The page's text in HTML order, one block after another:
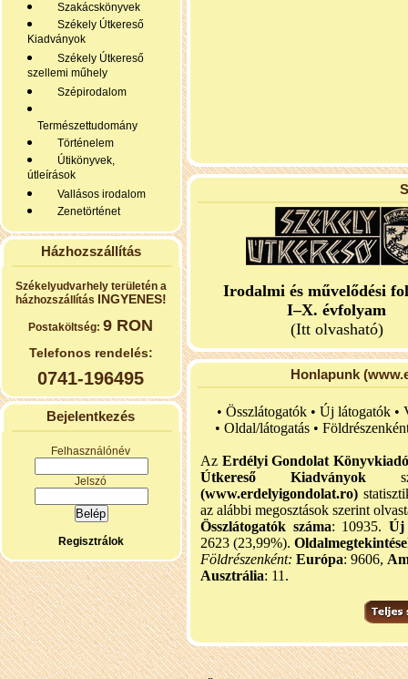
Szakácskönyvek
Székely Útkereső
Kiadványok
Székely Útkereső
szellemi műhely
Szépirodalom
Természettudomány
Történelem
Útikönyvek,
útleírások
Vallásos irodalom
Zenetörténet
Házhozszállítás
Székelyudvarhely területén a
házhozszállítás INGYENES!
Postaköltség:9 RON
Telefonos rendelés:
0741-196495
Bejelentkezés
Felhasználónév
Jelszó
Regisztrálok
Irodalmi és művelődési
I–X. évfolyam
(Itt olvasható)
Honlapunk
• Összlátogatók • Új látogatók •
• Oldal/látogatás •
Az Erdélyi Gondolat
Útkereső Kiadványok
(www.erdelyigondolat.ro)
az alábbi megosztások szerint
Összlátogatók száma: 10935. Új
2623 (23,99%).
Földrészenként: Európa: 9606,
Ausztrália: 11.